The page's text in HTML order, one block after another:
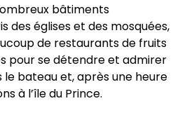
bâtiments
des églises et des mosquées,
de restaurants de fruits
pour se détendre et admirer
le bateau et, après une heure
à l’île du Prince.